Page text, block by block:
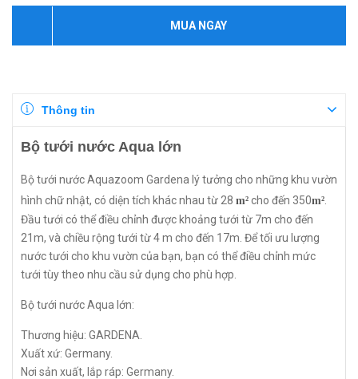
MUA NGAY
Thông tin
Bộ tưới nước Aqua lớn
Bộ tưới nước Aquazoom Gardena lý tưởng cho những khu vườn
hình chữ nhật, có diện tích khác nhau từ 28 m² cho đến 350m²
Đầu tưới có thể điều chỉnh được khoảng tưới từ 7m cho đến
21m, và chiều rộng tưới từ 4 m cho đến 17m. Để tối ưu lượng
nước tưới cho khu vườn của bạn, bạn có thể điều chỉnh mức
tưới tùy theo nhu cầu sử dụng cho phù hợp.
Bộ tưới nước Aqua lớn:
Thương hiệu: GARDENA.
Xuất xứ: Germany.
Nơi sản xuất, lắp ráp: Germany.